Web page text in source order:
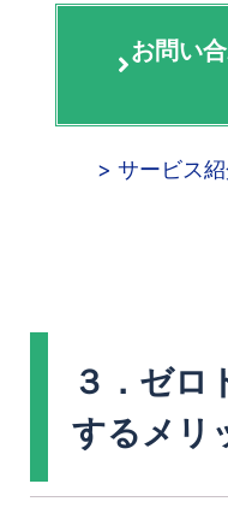
お問い
> サービス
３．ゼロ
するメリ